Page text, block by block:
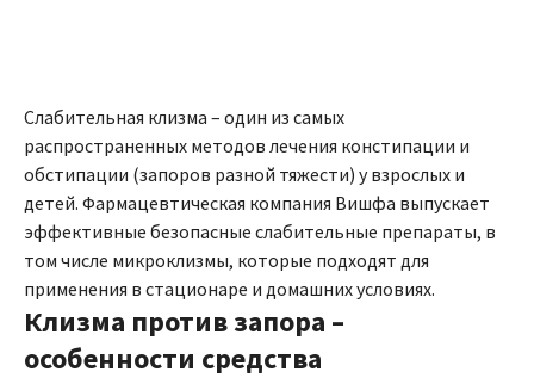
Слабительная клизма – один из самых
распространенных методов лечения констипации и
обстипации (запоров разной тяжести) у взрослых и
детей. Фармацевтическая компания Вишфа выпускает
эффективные безопасные слабительные препараты, в
том числе микроклизмы, которые подходят для
применения в стационаре и домашних условиях.
Клизма против запора –
особенности средства